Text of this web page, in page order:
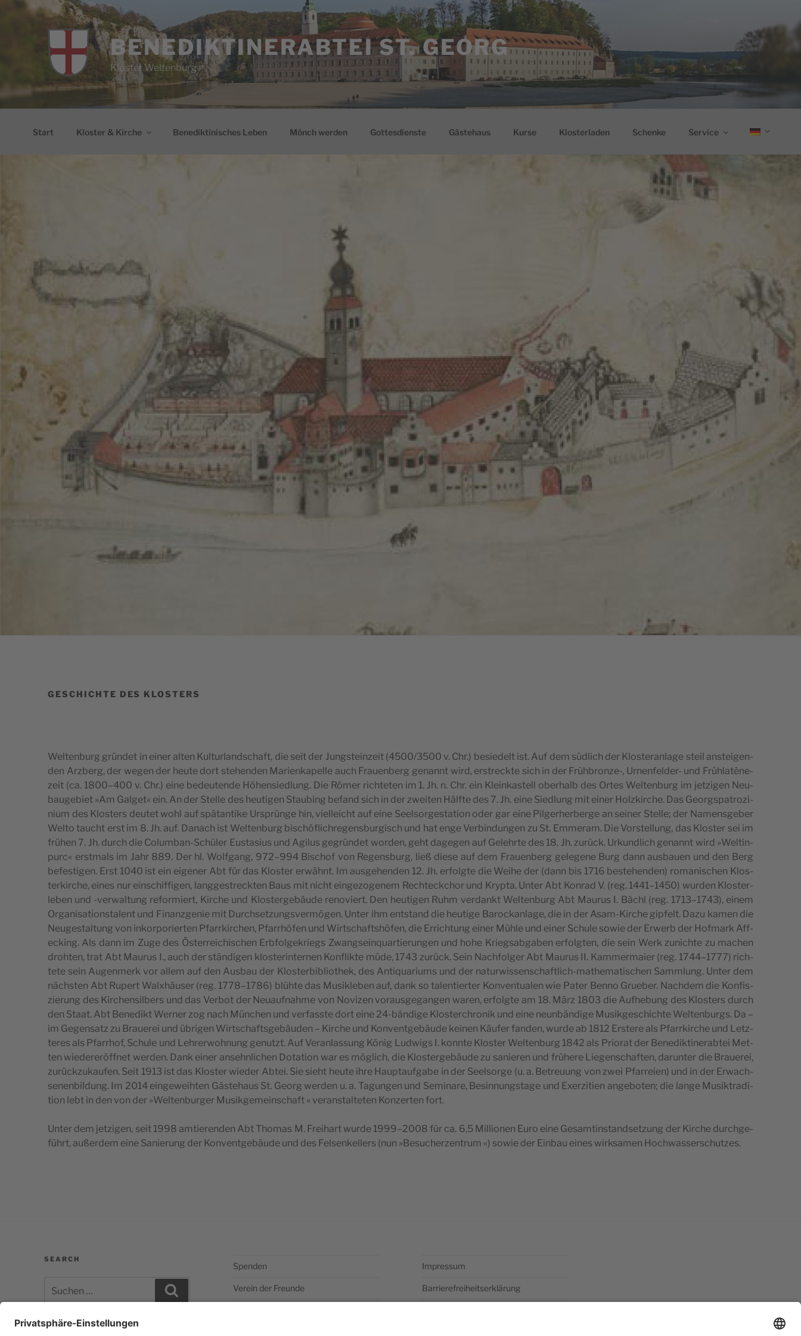
BENEDIKTINERABTEI ST. GEORG
Kloster Weltenburg
Start Kloster & Kirche Benediktinisches Leben Mönch werden Gottesdienste Gästehaus Kurse Klosterladen Schenke Service
GESCHICHTE DES KLOSTERS
Wel­ten­burg grün­det in einer alten Kul­tur­land­schaft, die seit der Jung­stein­zeit (4500/3500 v. Chr.) besie­delt ist. Auf dem süd­lich der Klos­ter­an­la­ge steil anstei­gen­
den Arz­berg, der wegen der heu­te dort ste­hen­den Mari­en­ka­pel­le auch Frau­en­berg genannt wird, erstreck­te sich in der Frühbronze‑, Urnen­fel­der- und Früh­latène­
zeit (ca. 1800–400 v. Chr.) eine bedeu­ten­de Höhen­sied­lung. Die Römer rich­te­ten im 1. Jh. n. Chr. ein Klein­kas­tell ober­halb des Ortes Wel­ten­burg im jet­zi­gen Neu­
bau­ge­biet »Am Gal­get« ein. An der Stel­le des heu­ti­gen Stau­bing befand sich in der zwei­ten Hälf­te des 7. Jh. eine Sied­lung mit einer Holz­kir­che. Das Georgs­pa­tro­zi­
ni­um des Klos­ters deu­tet wohl auf spät­an­ti­ke Ursprün­ge hin, viel­leicht auf eine Seel­sor­ge­sta­ti­on oder gar eine Pil­ger­her­ber­ge an sei­ner Stel­le; der Namens­ge­ber
Welto taucht erst im 8. Jh. auf. Danach ist Wel­ten­burg bischöf­lich­re­gens­bur­gisch und hat enge Ver­bin­dun­gen zu St. Emmer­am. Die Vor­stel­lung, das Klos­ter sei im
frü­hen 7. Jh. durch die Colum­ban-Schü­ler Eusta­si­us und Agi­lus gegrün­det wor­den, geht dage­gen auf Gelehr­te des 18. Jh. zurück. Urkund­lich genannt wird »Welt­in­
purc« erst­mals im Jahr 889. Der hl. Wolf­gang, 972–994 Bischof von Regens­burg, ließ die­se auf dem Frau­en­berg gele­ge­ne Burg dann aus­bau­en und den Berg
befes­ti­gen. Erst 1040 ist ein eige­ner Abt für das Klos­ter erwähnt. Im aus­ge­hen­den 12. Jh. erfolg­te die Wei­he der (dann bis 1716 bestehen­den) roma­ni­schen Klos­
ter­kir­che, eines nur ein­schif­fi­gen, lang­ge­streck­ten Baus mit nicht ein­ge­zo­ge­nem Recht­eck­chor und Kryp­ta. Unter Abt Kon­rad V. (reg. 1441–1450) wur­den Klos­ter­
le­ben und ‑ver­wal­tung refor­miert, Kir­che und Klos­ter­ge­bäu­de reno­viert. Den heu­ti­gen Ruhm ver­dankt Wel­ten­burg Abt Mau­rus I. Bächl (reg. 1713–1743), einem
Orga­ni­sa­ti­ons­ta­lent und Finanz­ge­nie mit Durch­set­zungs­ver­mö­gen. Unter ihm ent­stand die heu­ti­ge Barock­an­la­ge, die in der Asam-Kir­che gip­felt. Dazu kamen die
Neu­ge­stal­tung von inkor­po­rier­ten Pfarr­kir­chen, Pfarr­hö­fen und Wirt­schafts­hö­fen, die Errich­tung einer Müh­le und einer Schu­le sowie der Erwerb der Hof­mark Aff­
ecking. Als dann im Zuge des Öster­rei­chi­schen Erb­fol­ge­kriegs Zwangs­ein­quar­tie­run­gen und hohe Kriegs­ab­ga­ben erfolg­ten, die sein Werk zunich­te zu machen
droh­ten, trat Abt Mau­rus I., auch der stän­di­gen klos­ter­in­ter­nen Kon­flik­te müde, 1743 zurück. Sein Nach­fol­ger Abt Mau­rus II. Kam­mer­mai­er (reg. 1744–1777) rich­
te­te sein Augen­merk vor allem auf den Aus­bau der Klos­ter­bi­blio­thek, des Anti­qua­ri­ums und der natur­wis­sen­schaft­lich-mathe­ma­ti­schen Samm­lung. Unter dem
nächs­ten Abt Rupert Walx­häu­ser (reg. 1778–1786) blüh­te das Musik­le­ben auf, dank so talen­tier­ter Kon­ven­tua­len wie Pater Ben­no Grue­ber. Nach­dem die Kon­fis­
zie­rung des Kir­chen­sil­bers und das Ver­bot der Neu­auf­nah­me von Novi­zen vor­aus­ge­gan­gen waren, erfolg­te am 18. März 1803 die Auf­he­bung des Klos­ters durch
den Staat. Abt Bene­dikt Wer­ner zog nach Mün­chen und ver­fass­te dort eine 24-bän­di­ge Klos­ter­chro­nik und eine neun­bän­di­ge Musik­ge­schich­te Wel­ten­burgs. Da –
im Gegen­satz zu Braue­rei und übri­gen Wirt­schafts­ge­bäu­den – Kir­che und Kon­vent­ge­bäu­de kei­nen Käu­fer fan­den, wur­de ab 1812 Ers­te­re als Pfarr­kir­che und Letz­
te­res als Pfarr­hof, Schu­le und Leh­rer­woh­nung genutzt. Auf Ver­an­las­sung König Lud­wigs I. konn­te Klos­ter Wel­ten­burg 1842 als Prio­rat der Bene­dik­ti­ner­ab­tei Met­
ten wie­der­eröff­net wer­den. Dank einer ansehn­li­chen Dota­ti­on war es mög­lich, die Klos­ter­ge­bäu­de zu sanie­ren und frü­he­re Lie­gen­schaf­ten, dar­un­ter die Braue­rei,
zurück­zu­kau­fen. Seit 1913 ist das Klos­ter wie­der Abtei. Sie sieht heu­te ihre Haupt­auf­ga­be in der Seel­sor­ge (u. a. Betreu­ung von zwei Pfar­rei­en) und in der Erwach­
se­nen­bil­dung. Im 2014 ein­ge­weih­ten Gäs­te­haus St. Georg wer­den u. a. Tagun­gen und Semi­na­re, Besin­nungs­ta­ge und Exer­zi­ti­en ange­bo­ten; die lan­ge Musik­tra­di­
ti­on lebt in den von der »Wel­ten­bur­ger Musik­ge­mein­schaft « ver­an­stal­te­ten Kon­zer­ten fort.
Unter dem jet­zi­gen, seit 1998 amtie­ren­den Abt Tho­mas M. Frei­hart wur­de 1999–2008 für ca. 6,5 Mil­lio­nen Euro eine Gesamt­in­stand­set­zung der Kir­che durch­ge­
führt, außer­dem eine Sanie­rung der Kon­vent­ge­bäu­de und des Fel­sen­kel­lers (nun »Besu­cher­zen­trum «) sowie der Ein­bau eines wirk­sa­men Hochwasserschutzes.
SEARCH
nach:
Spenden
Verein der Freunde
Impressum
Barrierefreiheitserklärung